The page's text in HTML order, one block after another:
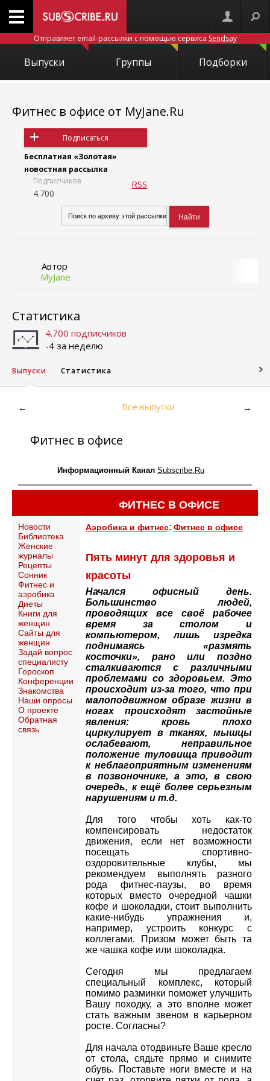
Отправляет email-рассылки с помощью сервиса Sendsay
Выпуски Группы Подборки
Фитнес в офисе от MyJane.Ru
Подписаться
Бесплатная «Золотая»
новостная рассылка
Подписчиков
4.700
RSS
Автор
MyJane
Статистика
4.700 подписчиков
-4 за неделю
Выпуски Статистика
← Все выпуски →
Фитнес в офисе
Информационный Канал Subscribe.Ru
ФИТНЕС В ОФИСЕ
Новости
Библиотека
Женские
журналы
Рецепты
Сонник
Фитнес и
аэробика
Диеты
Книги для
женщин
Сайты для
женщин
Задай вопрос
специалисту
Гороскоп
Конференции
Знакомства
Наши опросы
О проекте
Обратная
связь
Аэробика и фитнес: Фитнес в офисе
Пять минут для здоровья и
красоты
Начался офисный день.
Большинство людей,
проводящих все своё рабочее
время за столом и
компьютером, лишь изредка
поднимаясь «размять
косточки», рано или поздно
сталкиваются с различными
проблемами со здоровьем. Это
происходит из-за того, что при
малоподвижном образе жизни в
ногах происходят застойные
явления: кровь плохо
циркулирует в тканях, мышцы
ослабевают, неправильное
положение туловища приводит
к неблагоприятным изменениям
в позвоночнике, а это, в свою
очередь, к ещё более серьезным
нарушениям и т.д.
Для того чтобы хоть как-то
компенсировать недостаток
движения, если нет возможности
посещать спортивно-
оздоровительные клубы, мы
рекомендуем выполнять разного
рода фитнес-паузы, во время
которых вместо очередной чашки
кофе и шоколадки, стоит выполнить
какие-нибудь упражнения и,
например, устроить конкурс с
коллегами. Призом может быть та
же чашка кофе или шоколадка.
Сегодня мы предлагаем
специальный комплекс, который
помимо разминки поможет улучшить
Вашу походку, а это вполне может
стать важным звеном в карьерном
росте. Согласны?
Для начала отодвиньте Ваше кресло
от стола, сядьте прямо и снимите
обувь. Поставьте ноги вместе и на